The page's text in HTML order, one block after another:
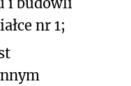
nr 1;